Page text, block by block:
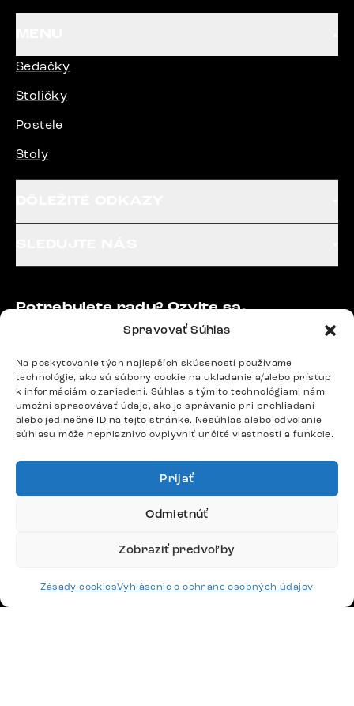
Spravovať Súhlas
Na poskytovanie tých najlepších skúseností používame
technológie, ako sú súbory cookie na ukladanie a/alebo prístup
k informáciám o zariadení. Súhlas s týmito technológiami nám
umožní spracovávať údaje, ako je správanie pri prehliadaní
alebo jedinečné ID na tejto stránke. Nesúhlas alebo odvolanie
súhlasu môže nepriaznivo ovplyvniť určité vlastnosti a funkcie.
Prijať
Odmietnúť
Zobraziť predvoľby
Zásady cookiesVyhlásenie o ochrane osobných údajov
Sedačky
Stoličky
Postele
Stoly
Potrebujete radu? Ozvite sa.
podpora@delife-shop.sk
Odpovedáme do 24 hodín.
Google recenzie
4,8
Platby